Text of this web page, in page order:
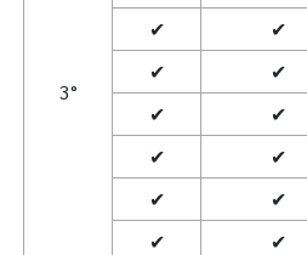
3°
✔ ✔
✔ ✔
✔ ✔
✔ ✔
✔ ✔
✔ ✔